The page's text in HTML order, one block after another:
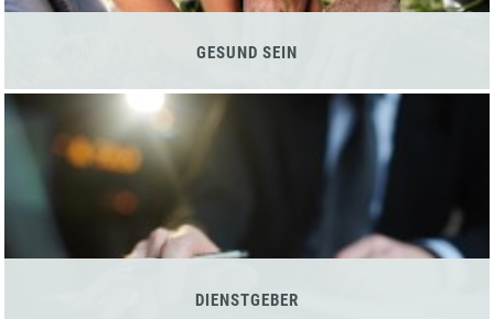
GESUND SEIN
DIENSTGEBER